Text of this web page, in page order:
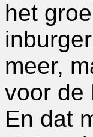
het
meer,
voor de
En dat